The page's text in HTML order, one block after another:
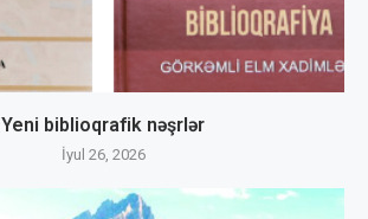
Yeni biblioqrafik nəşrlər
İyul 26, 2026